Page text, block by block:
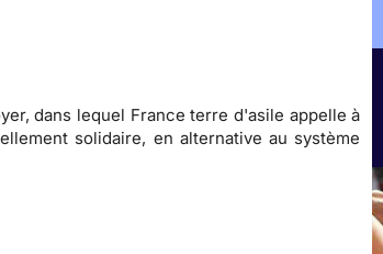
dans lequel France terre d'asile appelle à
solidaire, en alternative au système